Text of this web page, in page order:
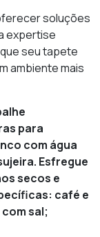
soluções
expertise
seu tapete
ambiente mais
para
com água
Esfregue
secos e
café e
sal;